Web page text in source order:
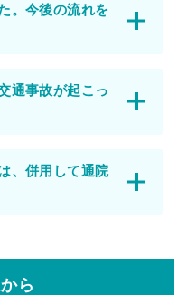
。今後の流れを
通事故が起こっ
、併用して通院
ら